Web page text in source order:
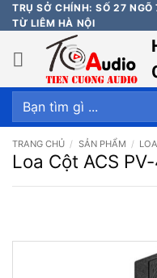
Bỏ
qua
nội
dung
TRỤ SỞ CHÍNH: SỐ 27
TỪ LIÊM HÀ NỘI
Tìm
kiếm:
TRANG CHỦ / SẢN PHẨM /
Loa Cột ACS